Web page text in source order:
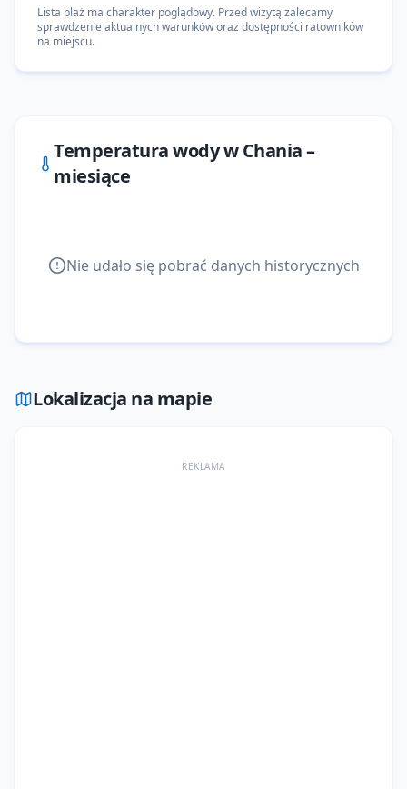
Lista plaż ma charakter poglądowy. Przed wizytą zalecamy
sprawdzenie aktualnych warunków oraz dostępności ratowników
na miejscu.
Temperatura wody wChania–
miesiące
Nie udało się pobrać danych historycznych
Lokalizacja na mapie
REKLAMA